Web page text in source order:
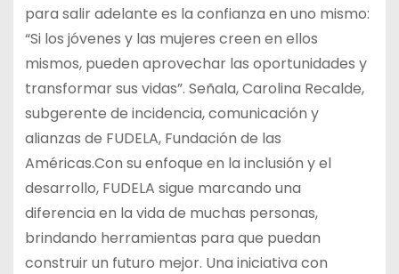
para salir adelante es la confianza en uno mismo:
“Si los jóvenes y las mujeres creen en ellos
mismos, pueden aprovechar las oportunidades y
transformar sus vidas”. Señala, Carolina Recalde,
subgerente de incidencia, comunicación y
alianzas de FUDELA, Fundación de las
Américas.Con su enfoque en la inclusión y el
desarrollo, FUDELA sigue marcando una
diferencia en la vida de muchas personas,
brindando herramientas para que puedan
construir un futuro mejor. Una iniciativa con